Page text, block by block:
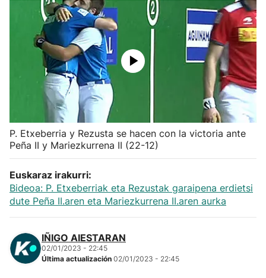
Ciclismo
Herri-kirolak
Balonmano
Kirolak 360
Atletismo
Carreras de montaña
"Helmuga"
P. Etxeberria y Rezusta se hacen con la victoria ante
Peña II y Mariezkurrena II (22-12)
Euskaraz irakurri:
Bideoa: P. Etxeberriak eta Rezustak garaipena erdietsi
dute Peña II.aren eta Mariezkurrena II.aren aurka
IÑIGO AIESTARAN
02/01/2023 - 22:45
Última actualización 02/01/2023 - 22:45